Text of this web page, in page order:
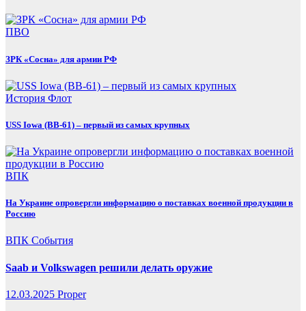
ПВО
ЗРК «Сосна» для армии РФ
История Флот
USS Iowa (BB-61) – первый из самых крупных
ВПК
На Украине опровергли информацию о поставках военной продукции в
Россию
ВПК События
Saab и Volkswagen решили делать оружие
12.03.2025 Proper